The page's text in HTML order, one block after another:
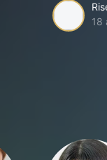
18